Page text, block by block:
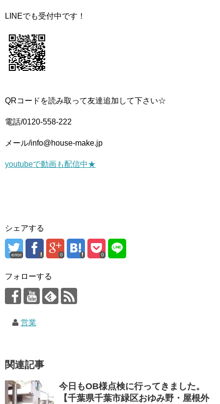
LINEでも受付中です！
QRコードを読み取って友達追加して下さい☆
電話/0120-558-222
メール/info@house-make.jp
youtubeで動画も配信中★
シェアする
error 0 0
フォローする
営業
関連記事
今日もOB様点検に行ってきました。
【千葉県千葉市緑区おゆみ野・屋根外